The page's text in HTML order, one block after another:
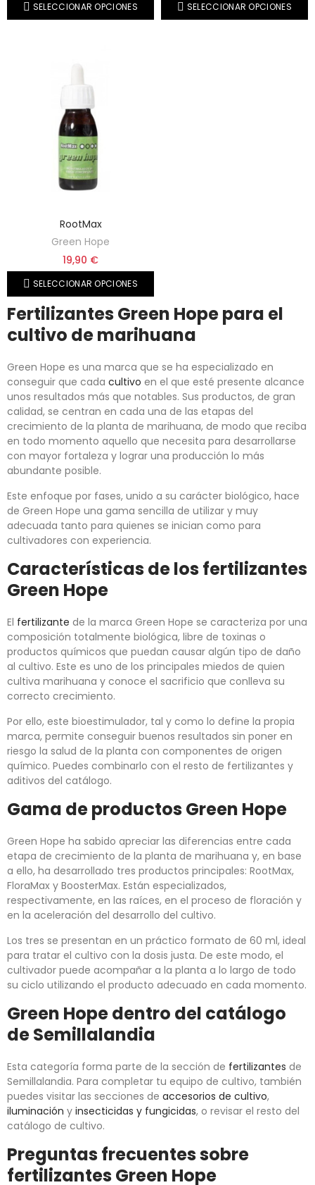
SELECCIONAR OPCIONES SELECCIONAR OPCIONES
RootMax
Green Hope
19,90 €
SELECCIONAR OPCIONES
Fertilizantes Green Hope para el
cultivo de marihuana
Green Hope es una marca que se ha especializado en
conseguir que cada cultivo en el que esté presente alcance
unos resultados más que notables. Sus productos, de gran
calidad, se centran en cada una de las etapas del
crecimiento de la planta de marihuana, de modo que reciba
en todo momento aquello que necesita para desarrollarse
con mayor fortaleza y lograr una producción lo más
abundante posible.
Este enfoque por fases, unido a su carácter biológico, hace
de Green Hope una gama sencilla de utilizar y muy
adecuada tanto para quienes se inician como para
cultivadores con experiencia.
Características de los fertilizantes
Green Hope
El fertilizante de la marca Green Hope se caracteriza por una
composición totalmente biológica, libre de toxinas o
productos químicos que puedan causar algún tipo de daño
al cultivo. Este es uno de los principales miedos de quien
cultiva marihuana y conoce el sacrificio que conlleva su
correcto crecimiento.
Por ello, este bioestimulador, tal y como lo define la propia
marca, permite conseguir buenos resultados sin poner en
riesgo la salud de la planta con componentes de origen
químico. Puedes combinarlo con el resto de fertilizantes y
aditivos del catálogo.
Gama de productos Green Hope
Green Hope ha sabido apreciar las diferencias entre cada
etapa de crecimiento de la planta de marihuana y, en base
a ello, ha desarrollado tres productos principales: RootMax,
FloraMax y BoosterMax. Están especializados,
respectivamente, en las raíces, en el proceso de floración y
en la aceleración del desarrollo del cultivo.
Los tres se presentan en un práctico formato de 60 ml, ideal
para tratar el cultivo con la dosis justa. De este modo, el
cultivador puede acompañar a la planta a lo largo de todo
su ciclo utilizando el producto adecuado en cada momento.
Green Hope dentro del catálogo
de Semillalandia
Esta categoría forma parte de la sección de fertilizantes de
Semillalandia. Para completar tu equipo de cultivo, también
puedes visitar las secciones de accesorios de cultivo,
iluminación y insecticidas y fungicidas, o revisar el resto del
catálogo de cultivo.
Preguntas frecuentes sobre
fertilizantes Green Hope